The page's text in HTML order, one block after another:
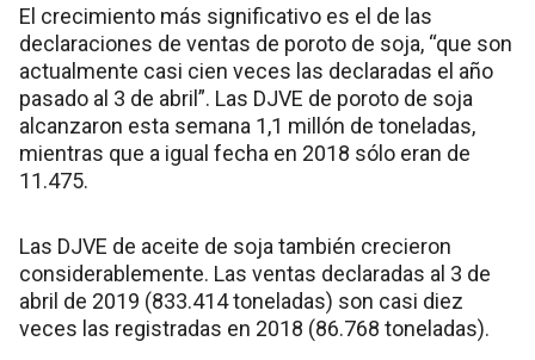
El crecimiento más significativo es el de las
declaraciones de ventas de poroto de soja, “que son
actualmente casi cien veces las declaradas el año
pasado al 3 de abril”. Las DJVE de poroto de soja
alcanzaron esta semana 1,1 millón de toneladas,
mientras que a igual fecha en 2018 sólo eran de
11.475.
Las DJVE de aceite de soja también crecieron
considerablemente. Las ventas declaradas al 3 de
abril de 2019 (833.414 toneladas) son casi diez
veces las registradas en 2018 (86.768 toneladas).